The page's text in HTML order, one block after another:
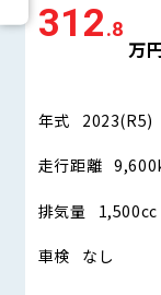
312.8
万
年式 2023(R5)
走行距離
排気量 1,500cc
車検 なし